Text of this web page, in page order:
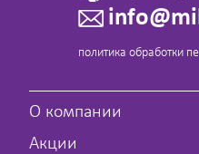
политика обработки
О компании
Акции